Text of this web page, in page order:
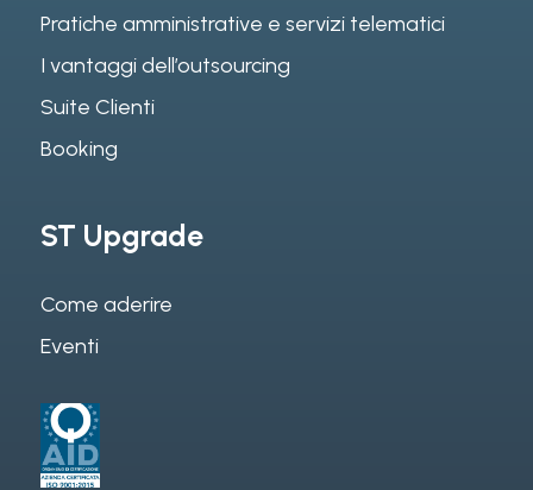
Pratiche amministrative e servizi telematici
I vantaggi dell’outsourcing
Suite Clienti
Booking
ST Upgrade
Come aderire
Eventi